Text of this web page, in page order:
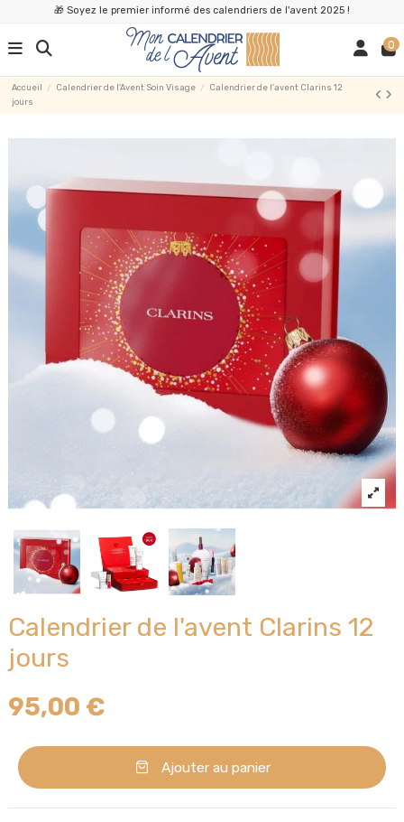
🎁 Soyez le premier informé des calendriers de l'avent 2025 !
0
Accueil Calendrier de l'Avent Soin Visage
Calendrier de l'avent Clarins 12
jours
Calendrier de l'avent Clarins 12
jours
95,00 €
Ajouter au panier